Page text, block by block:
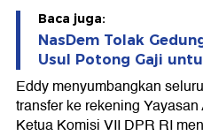
Baca juga:
NasDem Tolak
Usul Potong Gaji
Eddy menyumbangkan
transfer ke rekening
Ketua Komisi VII DPR RI